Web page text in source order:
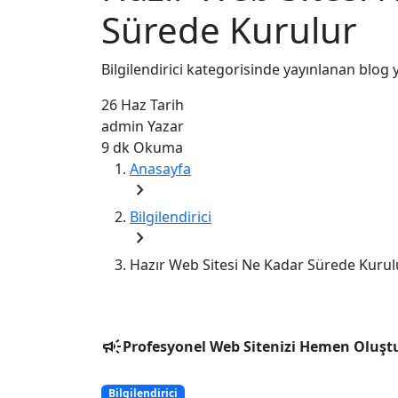
Sürede Kurulur
Bilgilendirici kategorisinde yayınlanan blog
26 Haz Tarih
admin Yazar
9 dk Okuma
Anasayfa
chevron_right
Bilgilendirici
chevron_right
Hazır Web Sitesi Ne Kadar Sürede
campaignProfesyonel Web Sitenizi Hemen
Bilgilendirici